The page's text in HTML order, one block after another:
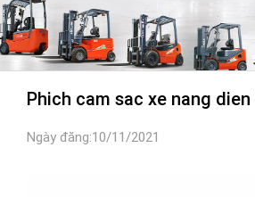
Phich cam sac xe nang dien
Ngày đăng:10/11/2021